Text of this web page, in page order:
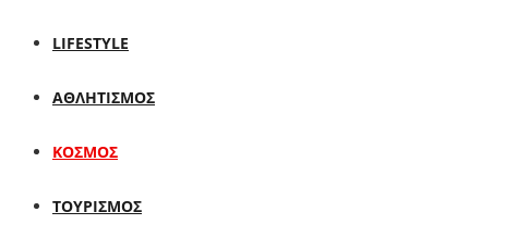
LIFESTYLE
ΑΘΛΗΤΙΣΜΟΣ
ΚΟΣΜΟΣ
ΤΟΥΡΙΣΜΟΣ